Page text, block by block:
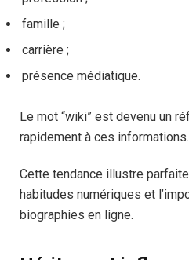
famille ;
carrière ;
présence médiatique.
Le mot “wiki” est devenu un
rapidement à ces informations.
Cette tendance illustre
habitudes numériques et
biographies en ligne.